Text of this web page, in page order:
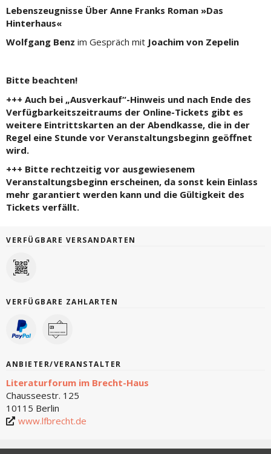
Lebenszeugnisse Über Anne Franks Roman »Das
Hinterhaus«
Wolfgang Benz im Gespräch mit Joachim von Zepelin
Bitte beachten!
+++ Auch bei „Ausverkauf“-Hinweis und nach Ende des
Verfügbarkeitszeitraums der Online-Tickets gibt es
weitere Eintrittskarten an der Abendkasse, die in der
Regel eine Stunde vor Veranstaltungsbeginn geöffnet
wird.
+++ Bitte rechtzeitig vor ausgewiesenem
Veranstaltungsbeginn erscheinen, da sonst kein Einlass
mehr garantiert werden kann und die Gültigkeit des
Tickets verfällt.
VERFÜGBARE VERSANDARTEN
VERFÜGBARE ZAHLARTEN
ANBIETER/VERANSTALTER
Literaturforum im Brecht-Haus
Chausseestr. 125
10115 Berlin
www.lfbrecht.de